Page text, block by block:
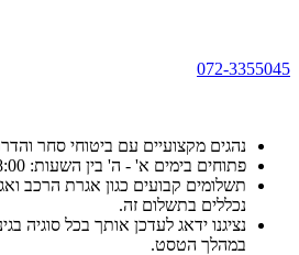
072-3355045
נהגים מקצועיים עם ביטוחי סחר
פתוחים בימים א' - ה' בין השעות: 8:00 ועד 16:00
תשלומים קבועים כגון אגרת הרכב
נכללים בתשלום זה.
נציגנו ידאג לעדכן אותך בכל סוגיה
במהלך הטסט.